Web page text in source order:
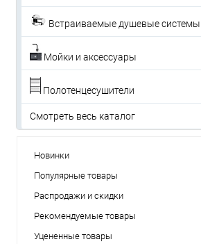
Встраиваемые душевые системы
Мойки и аксессуары
Полотенцесушители
Смотреть весь каталог
Новинки
Популярные товары
Распродажи и скидки
Рекомендуемые товары
Уцененные товары